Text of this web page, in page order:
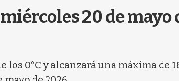
20 de
0°C y alcanzará una máxima de